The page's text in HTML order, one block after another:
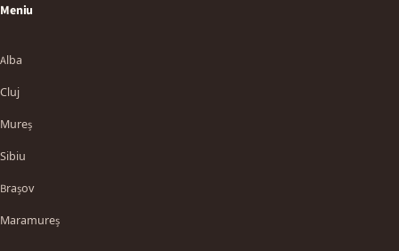
Meniu
Alba
Cluj
Mureș
Sibiu
Brașov
Maramureș